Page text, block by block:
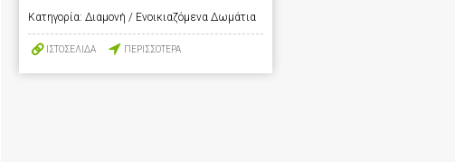
Κατηγορία: Διαμονή / Ενοικιαζόμενα Δωμάτια
ΙΣΤΟΣΕΛΙΔΑ ΠΕΡΙΣΣΟΤΕΡΑ